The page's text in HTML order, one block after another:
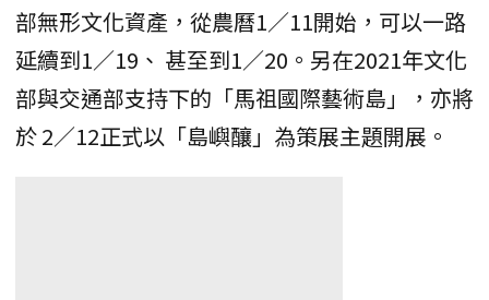
部無形文化資產，從農曆1／11開始，可以一路
延續到1／19、 甚至到1／20。另在2021年文化
部與交通部支持下的「馬祖國際藝術島」，亦將
於 2／12正式以「島嶼釀」為策展主題開展。